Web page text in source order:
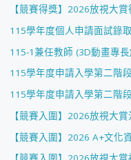
【競賽得獎】2026放視大
115學年度個人申請面試錄
115-1兼任教師 (3D動畫專
115學年度申請入學第二階
115學年度申請入學第二階
【競賽入圍】2026放視大
【競賽入圍】2026 A+文化